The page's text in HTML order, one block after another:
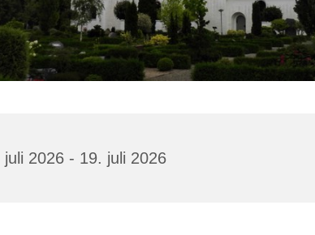
juli 2026 - 19. juli 2026